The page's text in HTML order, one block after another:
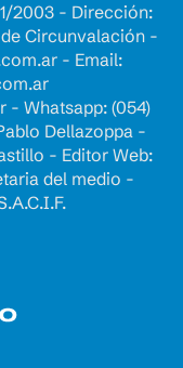
2003 - Dirección:
Circunvalación -
- Email:
- Whatsapp: (054)
Dellazoppa -
- Editor Web:
del medio -